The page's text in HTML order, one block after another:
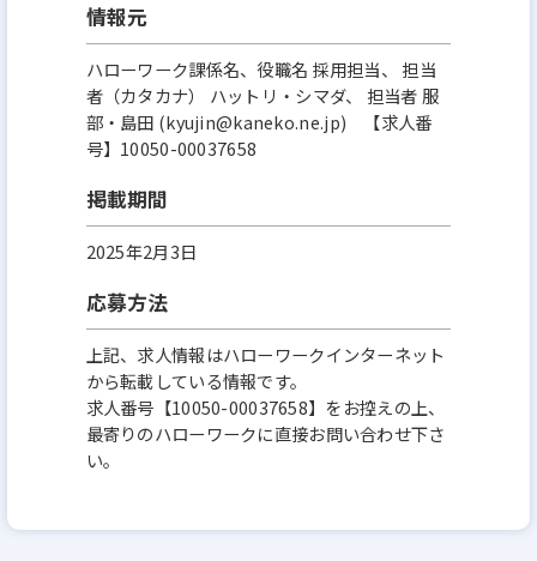
情報元
ハローワーク課係名、役職名 採用担当、 担当
者（カタカナ） ハットリ・シマダ、 担当者 服
部・島田 (kyujin@kaneko.ne.jp) 【求人番
号】10050-00037658
掲載期間
2025年2月3日
応募方法
上記、求人情報はハローワークインターネット
から転載している情報です。
求人番号【10050-00037658】をお控えの上、
最寄りのハローワークに直接お問い合わせ下さ
い。